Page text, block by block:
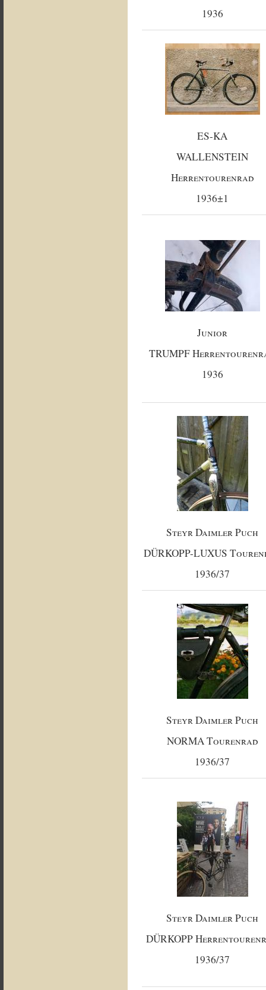
1936
ES-KA
WALLENSTEIN
Herrentourenrad
1936±1
Junior
TRUMPF
1936
Steyr Daimler Puch
DÜRKOPP-LUXUS
1936/37
Steyr Daimler Puch
NORMA Tourenrad
1936/37
Steyr Daimler Puch
DÜRKOPP
1936/37